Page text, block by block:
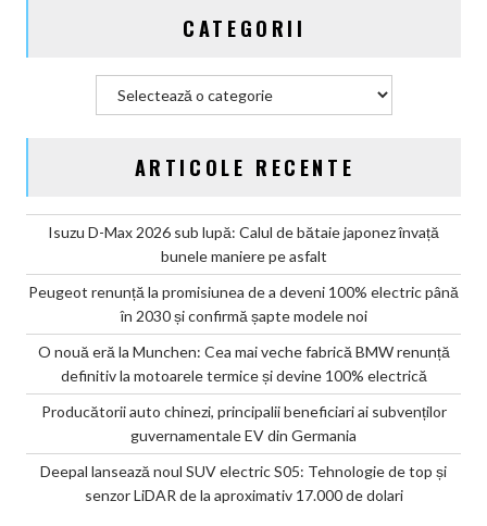
CATEGORII
ARTICOLE RECENTE
Isuzu D-Max 2026 sub lupă: Calul de bătaie japonez învață
bunele maniere pe asfalt
Peugeot renunță la promisiunea de a deveni 100% electric până
în 2030 și confirmă șapte modele noi
O nouă eră la Munchen: Cea mai veche fabrică BMW renunță
definitiv la motoarele termice și devine 100% electrică
Producătorii auto chinezi, principalii beneficiari ai subvenților
guvernamentale EV din Germania
Deepal lansează noul SUV electric S05: Tehnologie de top și
senzor LiDAR de la aproximativ 17.000 de dolari